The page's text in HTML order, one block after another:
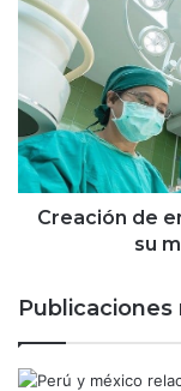
u
e
n
M
h
i
l
r
c
i
ó
n
d
l
e
o
Creación de
su